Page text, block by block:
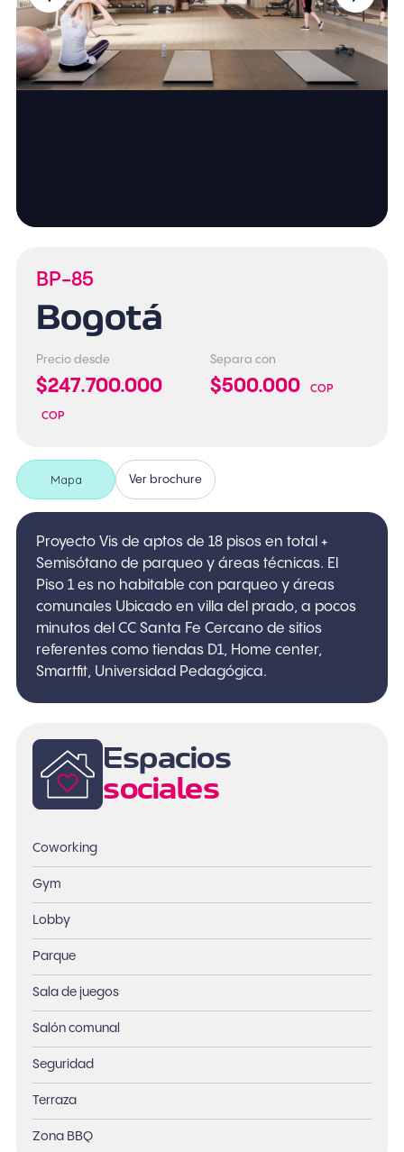
BP-85
Bogotá
Precio desde
$247.700.000
COP
Separa con
$500.000 COP
Mapa Ver brochure
Proyecto Vis de aptos de 18 pisos en total +
Semisótano de parqueo y áreas técnicas. El
Piso 1 es no habitable con parqueo y áreas
comunales Ubicado en villa del prado, a pocos
minutos del CC Santa Fe Cercano de sitios
referentes como tiendas D1, Home center,
Smartfit, Universidad Pedagógica.
Espacios
sociales
Coworking
Gym
Lobby
Parque
Sala de juegos
Salón comunal
Seguridad
Terraza
Zona BBQ